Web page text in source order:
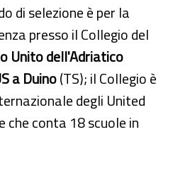
di selezione è per la
presso il Collegio del
Unito dell'Adriatico
a Duino(TS); il Collegio è
degli United
che conta 18 scuole in